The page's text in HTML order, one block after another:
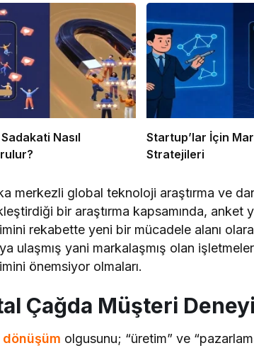
Nasıl
Startup’lar İçin
Stratejileri
merkezli global teknoloji araştırma ve
bir araştırma kapsamında, anket
rekabette yeni bir mücadele alanı
ulaşmış yani markalaşmış olan
önemsiyor olmaları.
Çağda Müşteri
olgusunu; “üretim” ve